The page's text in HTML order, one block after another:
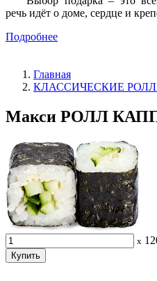
речь идёт о доме, сердце и
Подробнее
Главная
КЛАССИЧЕСКИЕ
Макси РОЛЛ
x